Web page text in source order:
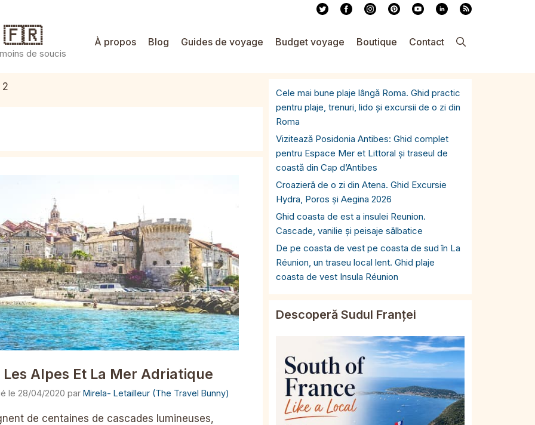
🇫🇷
de soucis
À propos Blog Guides de voyage Budget voyage Boutique Contact
2
Alpes Et La Mer Adriatique
28/04/2020 par Mirela- Letailleur (The Travel Bunny)
de centaines de cascades lumineuses,
Cele mai bune plaje lângă Roma. Ghid practic
pentru plaje, trenuri, lido și excursii de o zi din
Roma
Vizitează Posidonia Antibes: Ghid complet
pentru Espace Mer et Littoral și traseul de
coastă din Cap d’Antibes
Croazieră de o zi din Atena. Ghid Excursie
Hydra, Poros și Aegina 2026
Ghid coasta de est a insulei Reunion.
Cascade, vanilie și peisaje sălbatice
De pe coasta de vest pe coasta de sud în La
Réunion, un traseu local lent. Ghid plaje
coasta de vest Insula Réunion
Descoperă Sudul Franței